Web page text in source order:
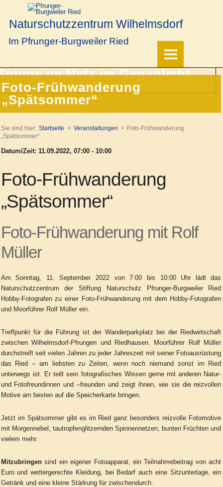
Naturschutzzentrum Wilhelmsdorf
Im Pfrunger-Burgweiler Ried
Foto-Frühwanderung
„Spätsommer“
Sie sind hier: Startseite Veranstaltungen
Foto-Frühwanderung
„Spätsommer“
Datum/Zeit: 11.09.2022, 07:00 - 10:00
Foto-Frühwanderung
„Spätsommer“
Foto-Frühwanderung mit Rolf
Müller
Am Sonntag, 11. September 2022 von 7:00 bis 10:00 Uhr lädt das
Naturschutzzentrum der Stiftung Naturschutz Pfrunger-Burgweiler Ried
Hobby-Fotografen zu einer Foto-Frühwanderung mit dem Hobby-Fotografen
und Moorführer Rolf Müller ein.
Treffpunkt für die Führung ist der Wanderparkplatz bei der Riedwirtschaft
zwischen Wilhelmsdorf-Pfrungen und Riedhausen. Moorführer Rolf Müller
durchstreift seit vielen Jahren zu jeder Jahreszeit mit seiner Fotoausrüstung
das Ried – am liebsten zu Zeiten, wenn noch niemand sonst im Ried
unterwegs ist. Er teilt sein fotografisches Wissen gerne mit anderen Natur-
und Fotofreundinnen und –freunden und zeigt ihnen, wie sie die reizvollen
Motive am besten auf die Speicherkarte bringen.
Jetzt im Spätsommer gibt es im Ried ganz besonders reizvolle Fotomotive
mit Morgennebel, tautropfenglitzernden Spinnennetzen, bunten Früchten und
vielem mehr.
Mitzubringensind ein eigener Fotoapparat, ein Teilnahmebeitrag von acht
Euro und wettergerechte Kleidung, bei Bedarf auch eine Sitzunterlage, ein
Getränk und eine kleine Stärkung für zwischendurch.